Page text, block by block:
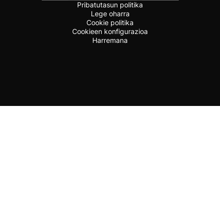
Pribatutasun politika
Lege oharra
Cookie politika
Cookieen konfigurazioa
Harremana